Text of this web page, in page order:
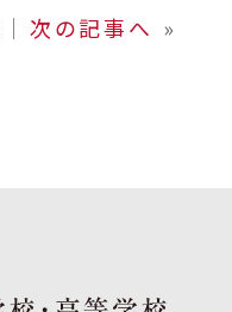
│ 次の記事へ »